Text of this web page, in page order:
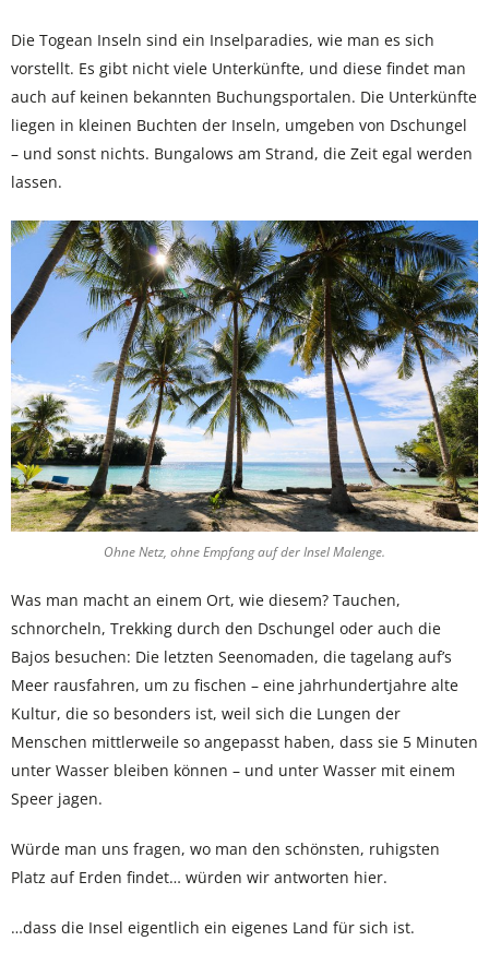
Die Togean Inseln sind ein Inselparadies, wie man es sich
vorstellt. Es gibt nicht viele Unterkünfte, und diese findet man
auch auf keinen bekannten Buchungsportalen. Die Unterkünfte
liegen in kleinen Buchten der Inseln, umgeben von Dschungel
– und sonst nichts. Bungalows am Strand, die Zeit egal werden
lassen.
Ohne Netz, ohne Empfang auf der Insel Malenge.
Was man macht an einem Ort, wie diesem? Tauchen,
schnorcheln, Trekking durch den Dschungel oder auch die
Bajos besuchen: Die letzten Seenomaden, die tagelang auf’s
Meer rausfahren, um zu fischen – eine jahrhundertjahre alte
Kultur, die so besonders ist, weil sich die Lungen der
Menschen mittlerweile so angepasst haben, dass sie 5 Minuten
unter Wasser bleiben können – und unter Wasser mit einem
Speer jagen.
Würde man uns fragen, wo man den schönsten, ruhigsten
Platz auf Erden findet… würden wir antworten hier.
…dass die Insel eigentlich ein eigenes Land für sich ist.